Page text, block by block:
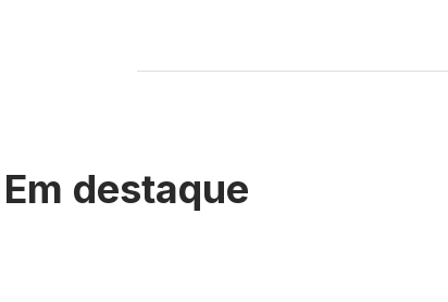
Em destaque